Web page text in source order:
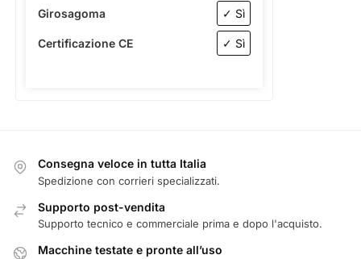
Girosagoma ✓ Sì
Certificazione CE ✓ Sì
Consegna veloce in tutta Italia
Spedizione con corrieri specializzati.
Supporto post-vendita
Supporto tecnico e commerciale prima e dopo l'acquisto.
Macchine testate e pronte all’uso